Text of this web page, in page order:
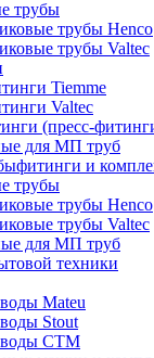
трубы
трубы Henco
трубы Valtec
Tiemme
Valtec
(пресс-
для МП труб
и
трубы
трубы Henco
трубы Valtec
для МП труб
техники
Mateu
Stout
воды СТМ